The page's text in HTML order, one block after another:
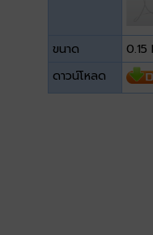
ขนาด
0.15
ดาวน์โหลด